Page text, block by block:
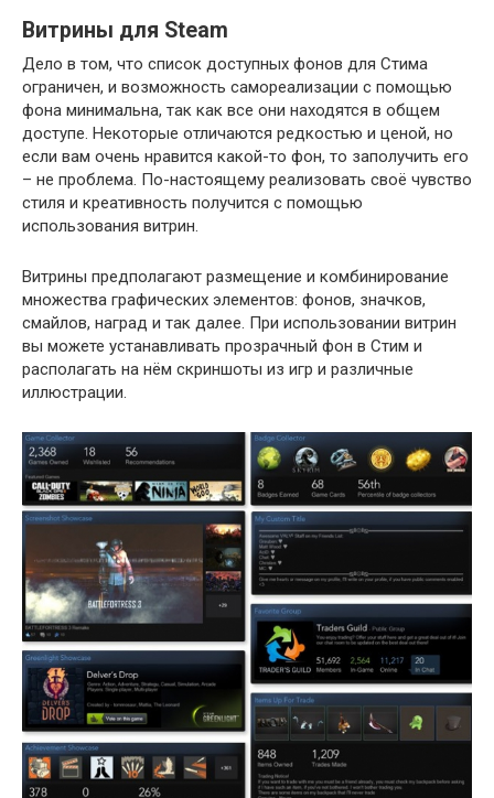
Витрины для Steam
Дело в том, что список доступных фонов для Стима
ограничен, и возможность самореализации с помощью
фона минимальна, так как все они находятся в общем
доступе. Некоторые отличаются редкостью и ценой, но
если вам очень нравится какой-то фон, то заполучить его
– не проблема. По-настоящему реализовать своё чувство
стиля и креативность получится с помощью
использования витрин.
Витрины предполагают размещение и комбинирование
множества графических элементов: фонов, значков,
смайлов, наград и так далее. При использовании витрин
вы можете устанавливать прозрачный фон в Стим и
располагать на нём скриншоты из игр и различные
иллюстрации.